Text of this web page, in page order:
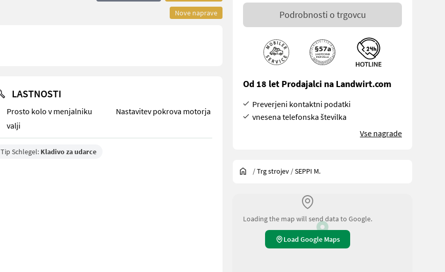
Nove naprave
LASTNOSTI
Prosto kolo v menjalniku
Nastavitev pokrova motorja
valji
Tip Schlegel: Kladivo za udarce
Podrobnosti o trgovcu
Od 18 let Prodajalci na Landwirt.com
Preverjeni kontaktni podatki
vnesena telefonska številka
Vse nagrade
/Trg strojev /SEPPI M.
Loading the map will send data to Google.
Load Google Maps